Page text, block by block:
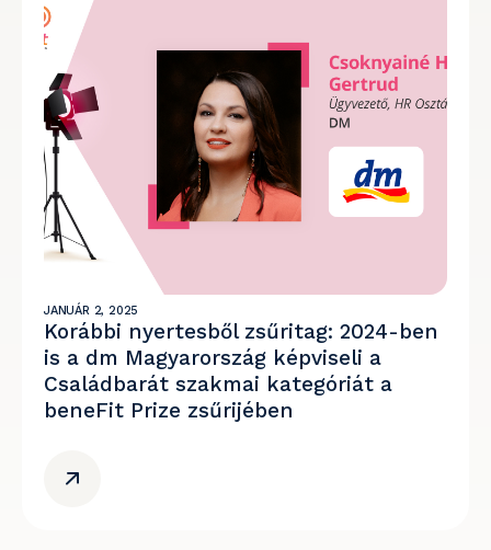
JANUÁR 2, 2025
Korábbi nyertesből zsűritag: 2024-ben
is a dm Magyarország képviseli a
Családbarát szakmai kategóriát a
beneFit Prize zsűrijében